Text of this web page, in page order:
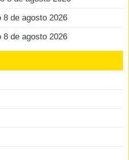
8 de agosto 2026
8 de agosto 2026